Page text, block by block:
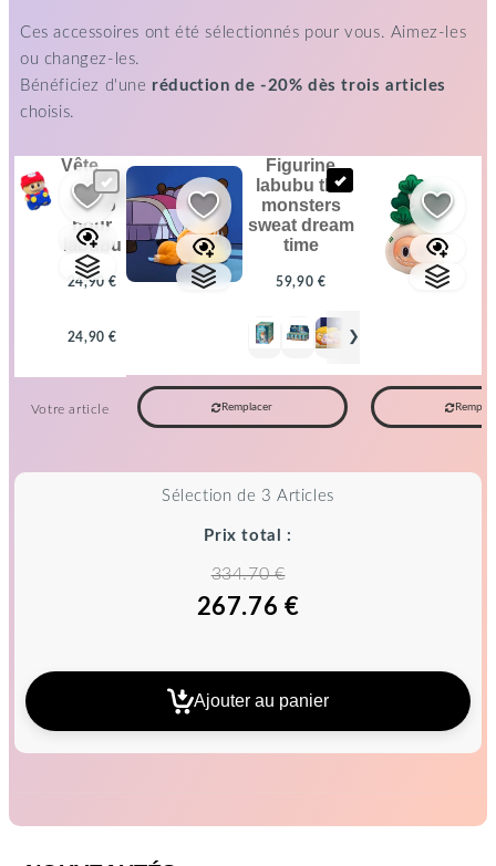
Ces accessoires ont été sélectionnés pour vous. Aimez-les
ou changez-les.
Bénéficiez d'une réduction de -20% dès trois articles
choisis.
vêtement
de
mario
pour
labubu
24,90 €
24,90 €
Votre article
figurine
labubu the
monsters
sweat dream
time
59,90 €
❯
Remplacer
Sélection de 3 Articles
Prix total :
334.70 €
267.76 €
Ajouter au panier